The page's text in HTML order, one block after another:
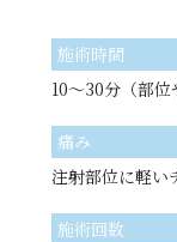
施術時間
10〜30分（部位
痛み
注射部位に軽い
施術回数